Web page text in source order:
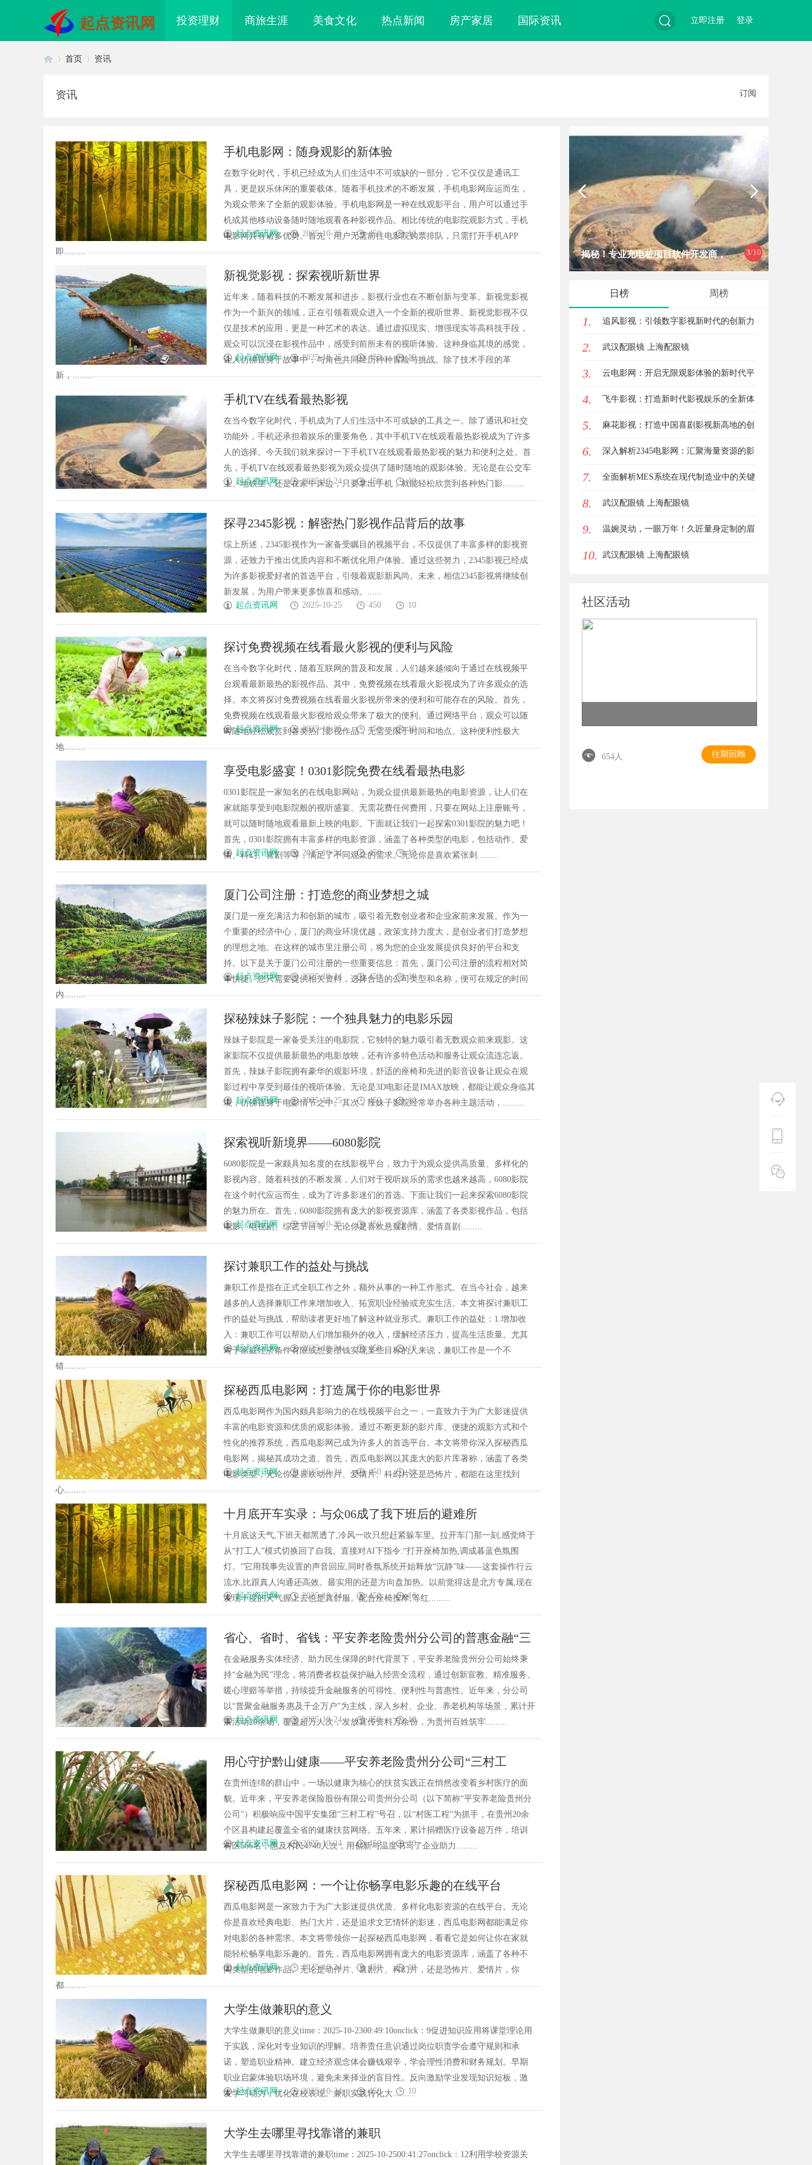
起点资讯网 投资理财 商旅生涯 美食文化 热点新闻 房产家居 国际资讯 登录
立即注册
首页 资讯
资讯 订阅
手机电影网：随身观影的新体验
在数字化时代，手机已经成为人们生活中不可或缺的一部分，它不仅仅是通讯工
具，更是娱乐休闲的重要载体。随着手机技术的不断发展，手机电影网应运而生，
为观众带来了全新的观影体验。手机电影网是一种在线观影平台，用户可以通过手
机或其他移动设备随时随地观看各种影视作品。相比传统的电影院观影方式，手机
电影网具有诸多优势。首先，用户无需前往电影院购票排队，只需打开手机APP
即.........
起点资讯网 2025-10-25 450 10
新视觉影视：探索视听新世界
近年来，随着科技的不断发展和进步，影视行业也在不断创新与变革。新视觉影视
作为一个新兴的领域，正在引领着观众进入一个全新的视听世界。新视觉影视不仅
仅是技术的应用，更是一种艺术的表达。通过虚拟现实、增强现实等高科技手段，
观众可以沉浸在影视作品中，感受到前所未有的视听体验。这种身临其境的感觉，
让人仿佛置身于故事中，与角色共同经历种种冒险与挑战。除了技术手段的革
新，.........
起点资讯网 2025-10-25 450 10
手机TV在线看最热影视
在当今数字化时代，手机成为了人们生活中不可或缺的工具之一。除了通讯和社交
功能外，手机还承担着娱乐的重要角色，其中手机TV在线观看最热影视成为了许多
人的选择。今天我们就来探讨一下手机TV在线观看最热影视的魅力和便利之处。首
先，手机TV在线观看最热影视为观众提供了随时随地的观影体验。无论是在公交车
上、地铁里，还是在家中床边，只要拿出手机，就能轻松欣赏到各种热门影.........
起点资讯网 2025-10-24 450 10
探寻2345影视：解密热门影视作品背后的故事
综上所述，2345影视作为一家备受瞩目的视频平台，不仅提供了丰富多样的影视资
源，还致力于推出优质内容和不断优化用户体验。通过这些努力，2345影视已经成
为许多影视爱好者的首选平台，引领着观影新风尚。未来，相信2345影视将继续创
新发展，为用户带来更多惊喜和感动。......
起点资讯网
2025-10-25 450 10
探讨免费视频在线看最火影视的便利与风险
在当今数字化时代，随着互联网的普及和发展，人们越来越倾向于通过在线视频平
台观看最新最热的影视作品。其中，免费视频在线看最火影视成为了许多观众的选
择。本文将探讨免费视频在线看最火影视所带来的便利和可能存在的风险。首先，
免费视频在线观看最火影视给观众带来了极大的便利。通过网络平台，观众可以随
时随地轻松观赏到各类热门影视作品，无需受限于时间和地点。这种便利性极大
地.........
起点资讯网 2025-10-25 450 10
享受电影盛宴！0301影院免费在线看最热电影
0301影院是一家知名的在线电影网站，为观众提供最新最热的电影资源，让人们在
家就能享受到电影院般的视听盛宴。无需花费任何费用，只要在网站上注册账号，
就可以随时随地观看最新上映的电影。下面就让我们一起探索0301影院的魅力吧！
首先，0301影院拥有丰富多样的电影资源，涵盖了各种类型的电影，包括动作、爱
情、科幻、喜剧等等，满足了不同观众的需求。无论你是喜欢紧张刺.........
起点资讯网 2025-10-24 450 10
厦门公司注册：打造您的商业梦想之城
厦门是一座充满活力和创新的城市，吸引着无数创业者和企业家前来发展。作为一
个重要的经济中心，厦门的商业环境优越，政策支持力度大，是创业者们打造梦想
的理想之地。在这样的城市里注册公司，将为您的企业发展提供良好的平台和支
持。以下是关于厦门公司注册的一些重要信息：首先，厦门公司注册的流程相对简
单快捷。您只需要提供相关资料，选择合适的公司类型和名称，便可在规定的时间
内.........
起点资讯网 2025-10-24 450 10
探秘辣妹子影院：一个独具魅力的电影乐园
辣妹子影院是一家备受关注的电影院，它独特的魅力吸引着无数观众前来观影。这
家影院不仅提供最新最热的电影放映，还有许多特色活动和服务让观众流连忘返。
首先，辣妹子影院拥有豪华的观影环境，舒适的座椅和先进的影音设备让观众在观
影过程中享受到最佳的视听体验。无论是3D电影还是IMAX放映，都能让观众身临其
境，仿佛置身于电影情节之中。其次，辣妹子影院经常举办各种主题活动，.........
起点资讯网 2025-10-25 450 10
探索视听新境界——6080影院
6080影院是一家颇具知名度的在线影视平台，致力于为观众提供高质量、多样化的
影视内容。随着科技的不断发展，人们对于视听娱乐的需求也越来越高，6080影院
在这个时代应运而生，成为了许多影迷们的首选。下面让我们一起来探索6080影院
的魅力所在。首先，6080影院拥有庞大的影视资源库，涵盖了各类影视作品，包括
电影、电视剧、综艺节目等。无论你是喜欢悬疑剧情、爱情喜剧.........
起点资讯网 2025-10-25 450 10
探讨兼职工作的益处与挑战
兼职工作是指在正式全职工作之外，额外从事的一种工作形式。在当今社会，越来
越多的人选择兼职工作来增加收入、拓宽职业经验或充实生活。本文将探讨兼职工
作的益处与挑战，帮助读者更好地了解这种就业形式。兼职工作的益处：1.增加收
入：兼职工作可以帮助人们增加额外的收入，缓解经济压力，提高生活质量。尤其
对于家庭经济条件有限或想要攒钱实现某些目标的人来说，兼职工作是一个不
错.........
起点资讯网 2025-10-24 450 10
探秘西瓜电影网：打造属于你的电影世界
西瓜电影网作为国内颇具影响力的在线视频平台之一，一直致力于为广大影迷提供
丰富的电影资源和优质的观影体验。通过不断更新的影片库、便捷的观影方式和个
性化的推荐系统，西瓜电影网已成为许多人的首选平台。本文将带你深入探秘西瓜
电影网，揭秘其成功之道。首先，西瓜电影网以其庞大的影片库著称，涵盖了各类
电影类型，无论你是喜欢动作片、爱情片、科幻片还是恐怖片，都能在这里找到
心.........
起点资讯网 2025-10-24 450 10
十月底开车实录：与众06成了我下班后的避难所
十月底这天气,下班天都黑透了,冷风一吹只想赶紧躲车里。拉开车门那一刻,感觉终于
从“打工人”模式切换回了自我。直接对AI下指令:“打开座椅加热,调成暮蓝色氛围
灯。”它用我事先设置的声音回应,同时香氛系统开始释放“沉静”味——这套操作行云
流水,比跟真人沟通还高效。最实用的还是方向盘加热。以前觉得这是北方专属,现在
发现十度的天气握上去也是真舒服。配合座椅按摩,等红.........
起点资讯网 2025-10-24 450 10
省心、省时、省钱：平安养老险贵州分公司的普惠金融“三
重奏”
在金融服务实体经济、助力民生保障的时代背景下，平安养老险贵州分公司始终秉
持“金融为民”理念，将消费者权益保护融入经营全流程，通过创新宣教、精准服务、
暖心理赔等举措，持续提升金融服务的可得性、便利性与普惠性。近年来，分公司
以“普聚金融服务惠及千企万户”为主线，深入乡村、企业、养老机构等场景，累计开
展活动20余场，覆盖超万人次，发放宣传资料万余份，为贵州百姓筑牢.........
起点资讯网 2025-10-24 450 10
用心守护黔山健康——平安养老险贵州分公司“三村工
程”纪实
在贵州连绵的群山中，一场以健康为核心的扶贫实践正在悄然改变着乡村医疗的面
貌。近年来，平安养老保险股份有限公司贵州分公司（以下简称“平安养老险贵州分
公司”）积极响应中国平安集团“三村工程”号召，以“村医工程”为抓手，在贵州20余
个区县构建起覆盖全省的健康扶贫网络。五年来，累计捐赠医疗设备超万件，培训
村医566名，惠及村民4740人次，用创新与温度书写了企业助力.........
起点资讯网 2025-10-24 450 10
探秘西瓜电影网：一个让你畅享电影乐趣的在线平台
西瓜电影网是一家致力于为广大影迷提供优质、多样化电影资源的在线平台。无论
你是喜欢经典电影、热门大片，还是追求文艺情怀的影迷，西瓜电影网都能满足你
对电影的各种需求。本文将带领你一起探秘西瓜电影网，看看它是如何让你在家就
能轻松畅享电影乐趣的。首先，西瓜电影网拥有庞大的电影资源库，涵盖了各种不
同类型的电影作品。无论是动作片、喜剧片、科幻片，还是恐怖片、爱情片，你
都.........
起点资讯网 2025-10-24 450 10
大学生做兼职的意义
大学生做兼职的意义time：2025-10-2300:49:10onclick：9促进知识应用将课堂理论用
于实践，深化对专业知识的理解。培养责任意识通过岗位职责学会遵守规则和承
诺，塑造职业精神。建立经济观念体会赚钱艰辛，学会理性消费和财务规划。早期
职业启蒙体验职场环境，避免未来择业的盲目性。反向激励学业发现知识短板，激
发学习动力，优化在校表现。兼职实践转化大.........
起点资讯网 2025-10-24 450 10
大学生去哪里寻找靠谱的兼职
大学生去哪里寻找靠谱的兼职time：2025-10-2500:41:27onclick：12利用学校资源关
3/10
视：引领新时代影视娱乐的创 匠心筑绿居 品质铸金鼎 ——山东世超
高分子材料有限公司董事长陈世超
770FE20H耐磨改性颗粒：引领新一 揭秘！专业充电桩项目软件开发商，
日榜 周榜
1. 追风影视：引领数字影视新时代的创新力
量
2. 武汉配眼镜 上海配眼镜
3. 云电影网：开启无限观影体验的新时代平
台
4. 飞牛影视：打造新时代影视娱乐的全新体
验平台
5. 麻花影视：打造中国喜剧影视新高地的创
新典范
6. 深入解析2345电影网：汇聚海量资源的影
视娱乐平台
7. 全面解析MES系统在现代制造业中的关键
作用与应用前景
8. 武汉配眼镜 上海配眼镜
9. 温婉灵动，一眼万年！久匠量身定制的眉
眼唇，才是你整张脸的点睛之笔！淡颜系
10. 武汉配眼镜 上海配眼镜
社区活动
654人 往期回顾